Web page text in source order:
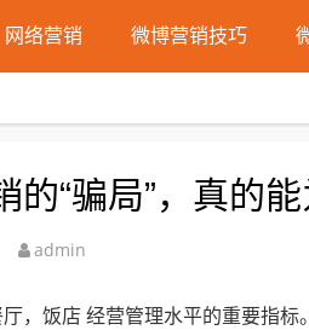
网络营销 微博营销技巧
“骗局”，真的
admin
，饭店 经营管理水平的重要指标